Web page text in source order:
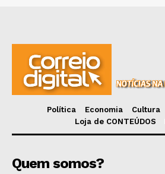
Política Economia Cultura
Loja de CONTEÚDOS
Quem somos?